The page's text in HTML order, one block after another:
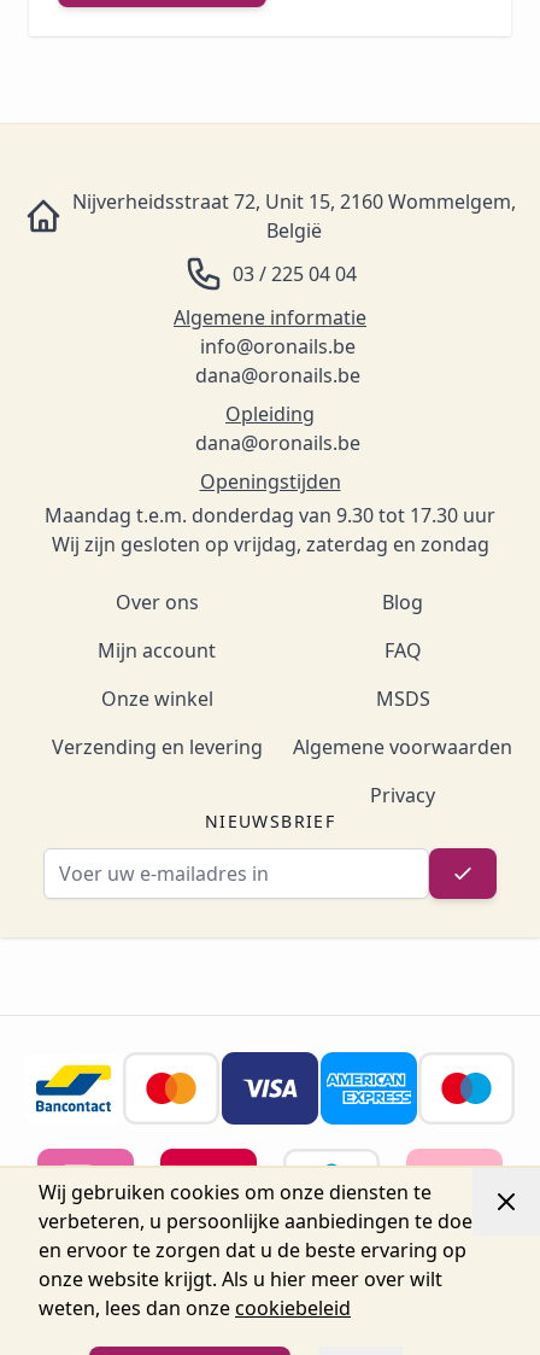
Wij gebruiken cookies om onze diensten te
verbeteren, u persoonlijke aanbiedingen te doen
en ervoor te zorgen dat u de beste ervaring op
onze website krijgt. Als u hier meer over wilt
weten, lees dan onzecookiebeleid
Nijverheidsstraat 72, Unit 15, 2160 Wommelgem,
België
03 / 225 04 04
Algemene informatie
info@oronails.be
dana@oronails.be
Opleiding
dana@oronails.be
Openingstijden
Maandag t.e.m. donderdag van 9.30 tot 17.30 uur
Wij zijn gesloten op vrijdag, zaterdag en zondag
Over ons
Mijn account
Onze winkel
Verzending en levering
Blog
FAQ
MSDS
Algemene voorwaarden
Privacy
NIEUWSBRIEF
© 2026 Belgium Oro Nails.Nijverheidsstraat 72, Unit 15,
2160 Wommelgem, België tel.+32 3 225 04 04